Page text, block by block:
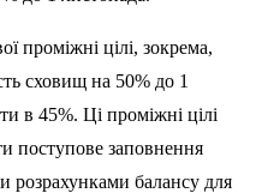
проміжні цілі, зокрема,
сховищ на 50% до 1
в 45%. Ці проміжні цілі
поступове заповнення
розрахунками балансу для